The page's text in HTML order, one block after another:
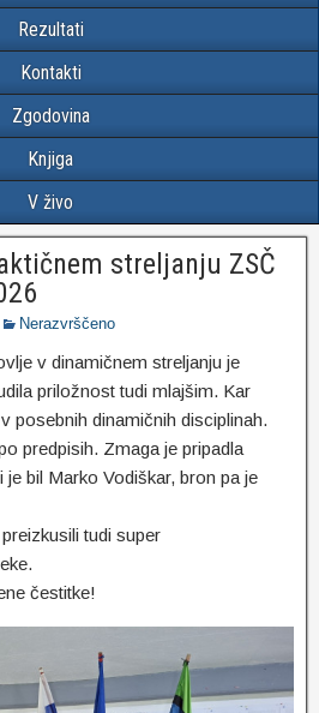
Rezultati
Kontakti
Zgodovina
Knjiga
V živo
streljanju ZSČ
Nerazvrščeno
v dinamičnem streljanju je
priložnost tudi mlajšim. Kar
posebnih dinamičnih disciplinah.
predpisih. Zmaga je pripadla
bil Marko Vodiškar, bron pa je
tudi super
čestitke!